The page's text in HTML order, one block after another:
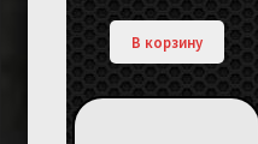
В корзину